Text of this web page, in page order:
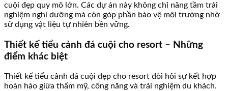
cuội đẹp quy mô lớn. Các dự án này không chỉ nâng tầm trải
nghiệm nghỉ dưỡng mà còn góp phần bảo vệ môi trường nhờ
sử dụng vật liệu tự nhiên bền vững.
Thiết kế tiểu cảnh đá cuội cho resort – Những
điểm khác biệt
Thiết kế tiểu cảnh đá cuội đẹp cho resort đòi hỏi sự kết hợp
hoàn hảo giữa thẩm mỹ, công năng và trải nghiệm du khách.